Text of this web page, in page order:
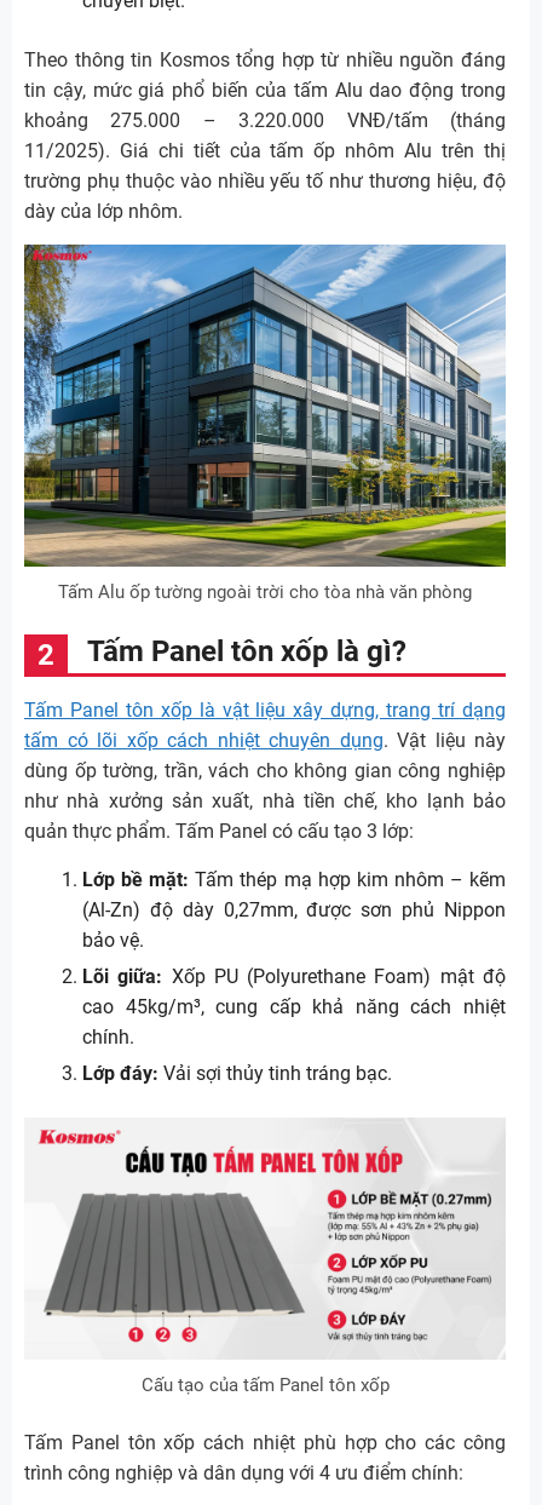
Theo thông tin Kosmos tổng hợp từ nhiều nguồn đáng
tin cậy, mức giá phổ biến của tấm Alu dao động trong
khoảng 275.000 – 3.220.000 VNĐ/tấm (tháng
11/2025). Giá chi tiết của tấm ốp nhôm Alu trên thị
trường phụ thuộc vào nhiều yếu tố như thương hiệu, độ
dày của lớp nhôm.
Tấm Alu ốp tường ngoài trời cho tòa nhà văn phòng
Tấm Panel tôn xốp là gì?
Tấm Panel tôn xốp là vật liệu xây dựng, trang trí dạng
tấm có lõi xốp cách nhiệt chuyên dụng. Vật liệu này
dùng ốp tường, trần, vách cho không gian công nghiệp
như nhà xưởng sản xuất, nhà tiền chế, kho lạnh bảo
quản thực phẩm. Tấm Panel có cấu tạo 3 lớp:
Lớp bề mặt: Tấm thép mạ hợp kim nhôm – kẽm
(Al-Zn) độ dày 0,27mm, được sơn phủ Nippon
bảo vệ.
Lõi giữa: Xốp PU (Polyurethane Foam) mật độ
cao 45kg/m³, cung cấp khả năng cách nhiệt
chính.
Lớp đáy: Vải sợi thủy tinh tráng bạc.
Cấu tạo của tấm Panel tôn xốp
Tấm Panel tôn xốp cách nhiệt phù hợp cho các công
trình công nghiệp và dân dụng với 4 ưu điểm chính: